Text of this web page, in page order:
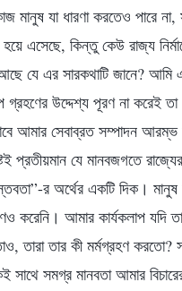
মানুষ যা ধারণা করতেও পারে
এসেছে, কিন্তু কেউ রাজ্য
যে এর সারকথাটি জানে? আমি
উদ্দেশ্য পূরণ না করেই তা
আমার সেবাব্রত সম্পাদন
প্রতীয়মান যে মানবজগতে রাজ্যের
র অর্থের একটি দিক।
করেনি। আমার কার্যকলাপ যদি
তার কী মর্মগ্রহণ করতো?
সমগ্র মানবতা আমার